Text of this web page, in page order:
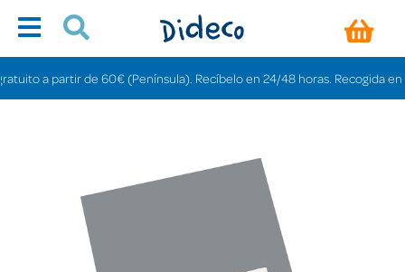
a partir de 60€ (Península). Recíbelo en 24/48 horas. Recogida en